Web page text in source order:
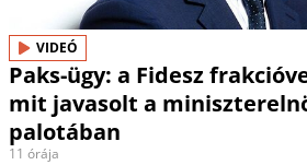
VIDEÓ
Paks-ügy: a Fidesz
mit javasolt a
palotában
11 órája